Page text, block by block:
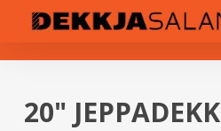
content
20" JEPPADEKK